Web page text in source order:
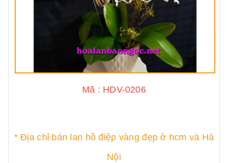
Mã : HDV-0206
* Địa chỉ bán lan hồ điệp vàng đẹp ở hcm và Hà
Nội